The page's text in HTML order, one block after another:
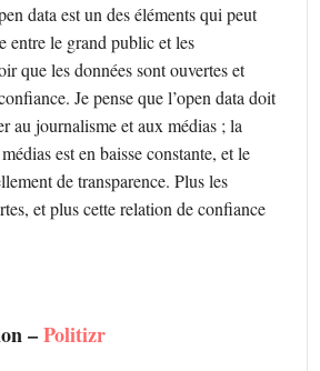
data est un des éléments qui peut
entre le grand public et les
que les données sont ouvertes et
Je pense que l’open data doit
au journalisme et aux médias ; la
est en baisse constante, et le
de transparence. Plus les
et plus cette relation de confiance
–Politizr